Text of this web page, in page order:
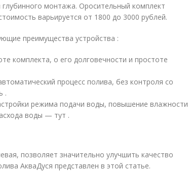
монтажа. Оросительный комплект
варьируется от 1800 до 3000 рублей.
преимущества устройства :
комплекта, о его долговечности и простоте
процесс полива, без контроля со
.
режима подачи воды, повышение влажности
воды — тут .
позволяет значительно улучшить качество
АкваДуся представлен в этой статье.